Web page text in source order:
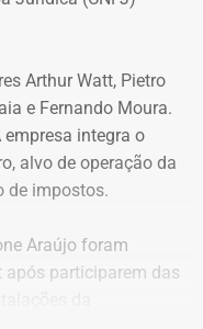
Arthur Watt, Pietro
e Fernando Moura.
empresa integra o
alvo de operação da
de impostos.
Araújo foram
após participarem das